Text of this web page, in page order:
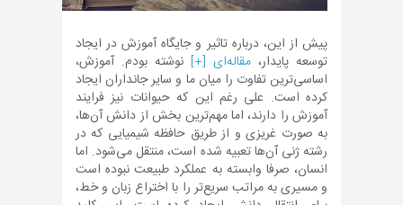
پیش از این، درباره تاثیر و جایگاه آموزش در ایجاد
توسعه پایدار، مقاله‌ای [+] نوشته بودم. آموزش،
اساسی‌ترین تفاوت را میان ما و سایر جانداران ایجاد
کرده است. علی رغم این که حیوانات نیز فرایند
آموزش را دارند، اما مهم‌ترین بخش از دانش آن‌ها،
به صورت غریزی و از طریق حافظه شیمیایی که در
رشته ژنی آن‌ها تعبیه شده است، منتقل می‌شود. اما
انسان، صرفا وابسته به عملکرد طبیعت نبوده است
و مسیری به مراتب سریع‌تر را با اختراع زبان و خط،